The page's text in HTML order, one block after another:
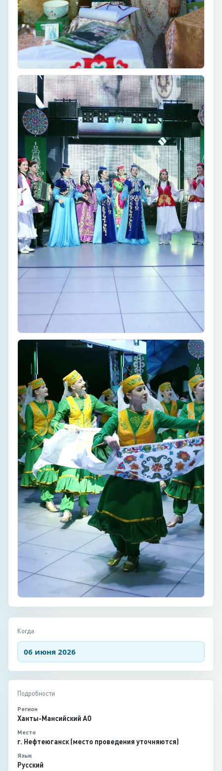
Когда
06 июня 2026
Подробности
Регион
Ханты-Мансийский АО
Место
г. Нефтеюганск (место проведения уточняются)
Язык
Русский